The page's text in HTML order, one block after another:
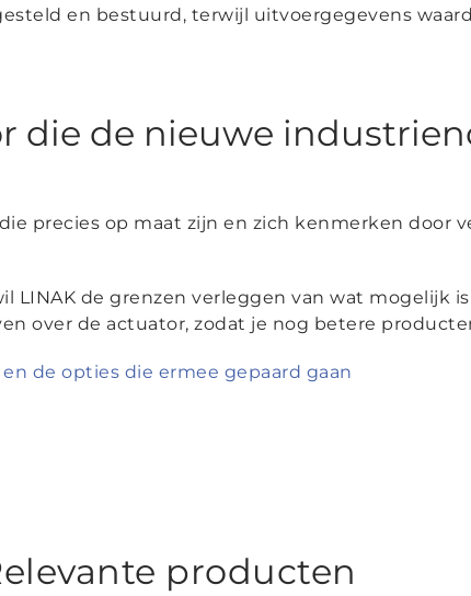
en bestuurd, terwijl uitvoergegevens
die de nieuwe
precies op maat zijn en zich kenmerken door
LINAK de grenzen verleggen van wat mogelijk
over de actuator, zodat je nog betere
de opties die ermee gepaard gaan
producten